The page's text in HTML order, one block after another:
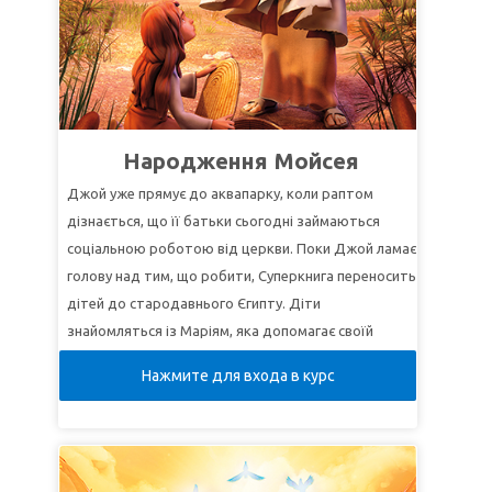
СуперИстина:У Бога есть план и цель для моей
жизни.
СуперСтих: "Итак пойди, и Я буду при устах твоих
и научу тебя, что тебе говорить"(Исход 4:12).
СуперИстина:
СуперСтих:
Бог сказал Моисею: Я есмь Сущий. И
сказал: так скажи сынам Израилевым: Сущий
(Исход 3:14).
Народження Мойсея
Джой уже прямує до аквапарку, коли раптом
дізнається, що її батьки сьогодні займаються
соціальною роботою від церкви. Поки Джой ламає
голову над тим, що робити, Суперкнига переносить
дітей до стародавнього Єгипту. Діти
знайомляться із Маріям, яка допомагає своїй
УРОК 1: У БЕЗПЕЦІ ПІД БОЖОЮ ОПІКОЮ
СуперВірш:
ірою Мойсей, як родився,
Нажмите для входа в курс